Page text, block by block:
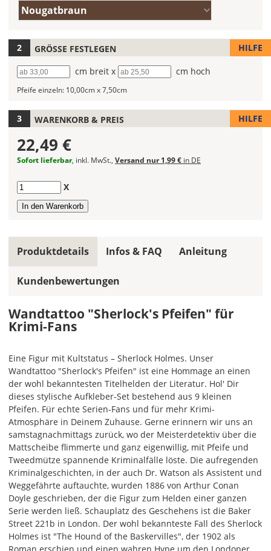
die
Deines
Wandtattoos
fest!
Bei
Wandtattoos
kannst
Du
die
frei
kombinieren.
Wählst
allen
Farbfeldern
gleiche
wird
ein
mehrfarbiges
einfarbig.
Mit
einem
Klick
auf
das
Farbvorschau-
Bild,
öffnet
sich
die
Farbvorschau
entsprechend
Deiner
Farbauswahl.
Farbe/n
(Wert
Nougatbraun
GRÖSSE FESTLEGEN HILFE
Breite cm breit x Höhe cm hoch
Pfeife einzeln: 10,00cm x 7,50cm
WARENKORB & PREIS HILFE
22,49 €
Sofort lieferbar, inkl. MwSt., Versand nur 1,99 € in DE
Anzahl X
Produktdetails
Wandtattoo "Sherlock's Pfeifen" für
Krimi-Fans
Eine Figur mit Kultstatus – Sherlock Holmes. Unser
Wandtattoo "Sherlock's Pfeifen" ist eine Hommage an einen
der wohl bekanntesten Titelhelden der Literatur. Hol' Dir
dieses stylische Aufkleber-Set bestehend aus 9 kleinen
Pfeifen. Für echte Serien-Fans und für mehr Krimi-
Atmosphäre in Deinem Zuhause. Gerne erinnern wir uns an
samstagnachmittags zurück, wo der Meisterdetektiv über die
Mattscheibe flimmerte und ganz eigenwillig, mit Pfeife und
Tweedmütze spannende Kriminalfälle löste. Die aufregenden
Kriminalgeschichten, in der auch Dr. Watson als Assistent und
Weggefährte auftauchte, wurden 1886 von Arthur Conan
Doyle geschrieben, der die Figur zum Helden einer ganzen
Serie werden ließ. Schauplatz des Geschehens ist die Baker
Street 221b in London. Der wohl bekannteste Fall des Sherlock
Holmes ist "The Hound of the Baskervilles", der 1902 als
Infos & FAQ Anleitung
Kundenbewertungen